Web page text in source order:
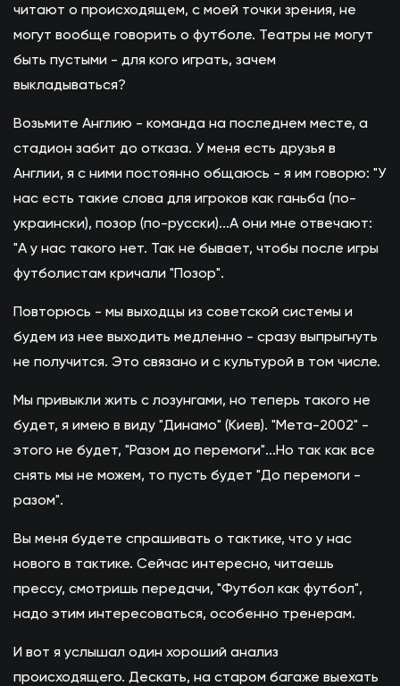
читают о происходящем, с моей точки зрения, не
могут вообще говорить о футболе. Театры не могут
быть пустыми - для кого играть, зачем
выкладываться?
Возьмите Англию - команда на последнем месте, а
стадион забит до отказа. У меня есть друзья в
Англии, я с ними постоянно общаюсь - я им говорю: "У
нас есть такие слова для игроков как ганьба (по-
украински), позор (по-русски)...А они мне отвечают:
"А у нас такого нет. Так не бывает, чтобы после игры
футболистам кричали "Позор".
Повторюсь - мы выходцы из советской системы и
будем из нее выходить медленно - сразу выпрыгнуть
не получится. Это связано и с культурой в том числе.
Мы привыкли жить с лозунгами, но теперь такого не
будет, я имею в виду "Динамо" (Киев). "Мета-2002" -
этого не будет, "Разом до перемоги"...Но так как все
снять мы не можем, то пусть будет "До перемоги -
разом".
Вы меня будете спрашивать о тактике, что у нас
нового в тактике. Сейчас интересно, читаешь
прессу, смотришь передачи, "Футбол как футбол",
надо этим интересоваться, особенно тренерам.
И вот я услышал один хороший анализ
происходящего. Дескать, на старом багаже выехать